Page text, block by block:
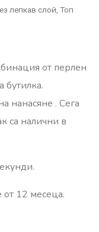
лепкав слой Топ
от перлен
бутилка.
нанасяне . Сега
са налични в
12 месеца.